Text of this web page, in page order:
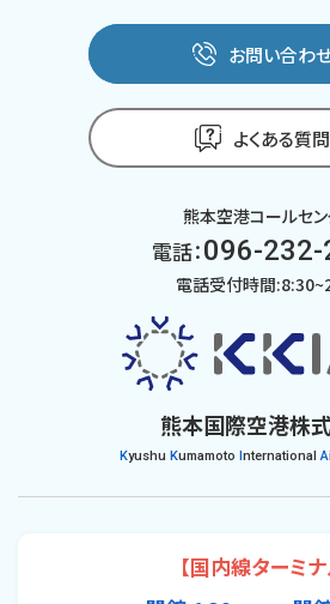
お問い合わ
よくある質問
熊本空港コールセ
電話：096-232-
電話受付時間
熊本国際空港株
Kyushu Kumamoto InternationalA
【国内線ターミナ